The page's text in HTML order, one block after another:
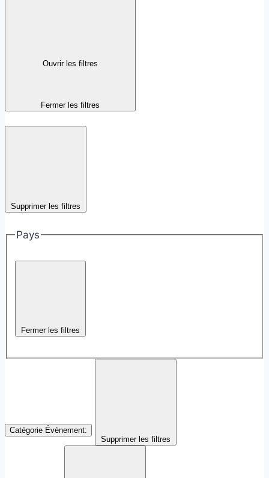
Ouvrir les filtres
Fermer les filtres
Supprimer les filtres
Pays
Fermer les filtres
Catégorie Évènement:
Supprimer les filtres